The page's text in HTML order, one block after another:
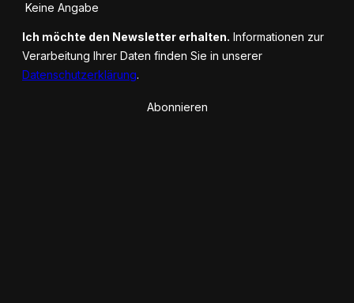
Keine Angabe
Ich möchte den Newsletter erhalten. Informationen zur
Verarbeitung Ihrer Daten finden Sie in unserer
Datenschutzerklärung.
Abonnieren